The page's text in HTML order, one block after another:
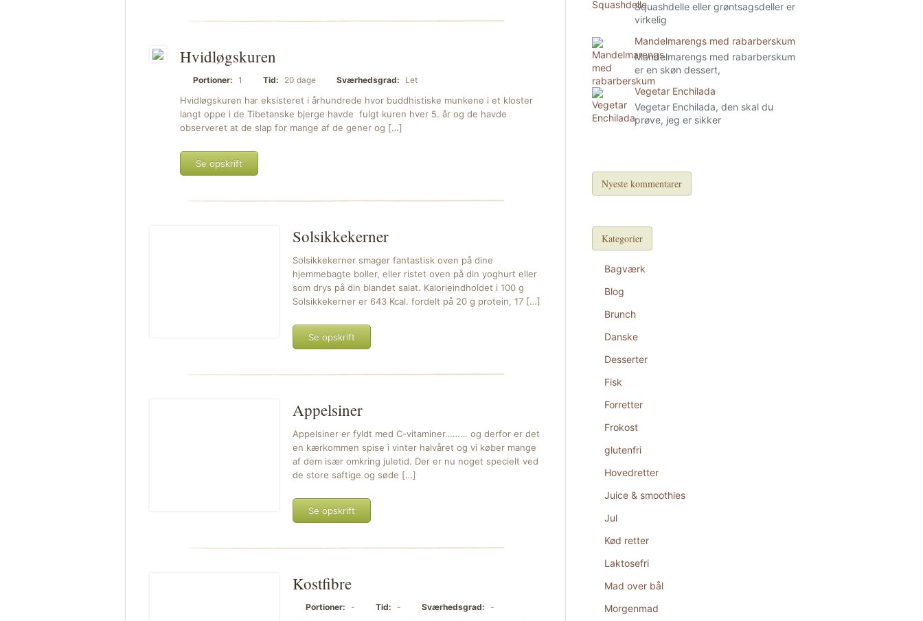
Hvidløgskuren
Portioner: 1 Tid: 20 dage Sværhedsgrad: Let
Hvidløgskuren har eksisteret i århundrede hvor buddhistiske munkene i et kloster
langt oppe i de Tibetanske bjerge havde fulgt kuren hver 5. år og de havde
observeret at de slap for mange af de gener og […]
Se opskrift
Solsikkekerner
Solsikkekerner smager fantastisk oven på dine
hjemmebagte boller, eller ristet oven på din yoghurt eller
som drys på din blandet salat. Kalorieindholdet i 100 g
Solsikkekerner er 643 Kcal. fordelt på 20 g protein, 17 […]
Se opskrift
Appelsiner
Appelsiner er fyldt med C-vitaminer……… og derfor er det
en kærkommen spise i vinter halvåret og vi køber mange
af dem især omkring juletid. Der er nu noget specielt ved
de store saftige og søde […]
Se opskrift
Kostfibre
Portioner: - Tid: - Sværhedsgrad: -
Squashdelle eller grøntsagsdeller er
virkelig
Mandelmarengs med rabarberskum
Mandelmarengs med rabarberskum
er en skøn dessert,
Vegetar Enchilada
Vegetar Enchilada, den skal du
prøve, jeg er sikker
Nyeste kommentarer
Kategorier
Bagværk
Blog
Brunch
Danske
Desserter
Fisk
Forretter
Frokost
glutenfri
Hovedretter
Juice & smoothies
Jul
Kød retter
Laktosefri
Mad over bål
Morgenmad